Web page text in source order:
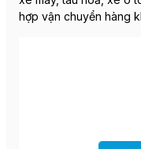
hợp vận chuyển hàng